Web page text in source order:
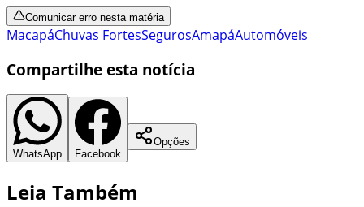
Comunicar erro nesta matéria
MacapáChuvas FortesSegurosAmapáAutomóveis
Compartilhe esta notícia
WhatsApp Facebook
Opções
Leia Também